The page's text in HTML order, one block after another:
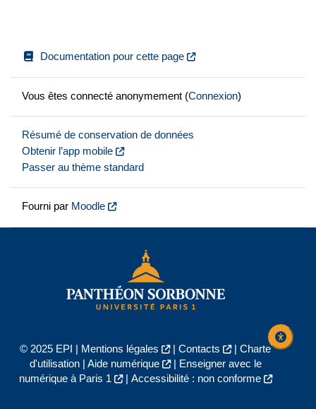
Documentation pour cette page
Vous êtes connecté anonymement (Connexion)
Résumé de conservation de données
Obtenir l’app mobile
Passer au thème standard
Fourni par Moodle
© 2025 EPI | Mentions légales | Contacts | Charte
d'utilisation| Aide numérique |
Enseigner avec le
numérique à Paris 1
| Accessibilité : non conforme